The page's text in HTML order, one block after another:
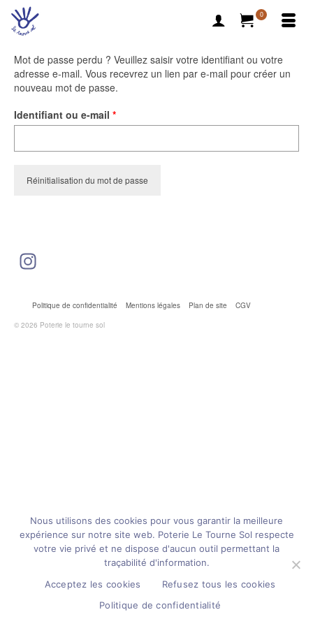
0
Mot de passe perdu ? Veuillez saisir votre identifiant ou votre
adresse e-mail. Vous recevrez un lien par e-mail pour créer un
nouveau mot de passe.
Identifiant ou e-mail *Obligatoire
Réinitialisation du mot de passe
Politique de confidentialité Mentions légales Plan de site
CGV
© 2026 Poterie le tourne sol
Nous utilisons des cookies pour vous garantir la meilleure
expérience sur notre site web. Poterie Le Tourne Sol respecte
votre vie privé et ne dispose d'aucun outil permettant la
traçabilité d'information.
Acceptez les cookies
Refusez tous les cookies
Politique de confidentialité